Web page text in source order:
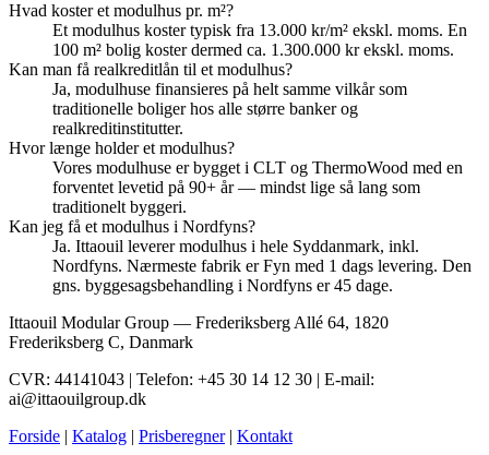
Hvad koster et modulhus pr. m²?
Et modulhus koster typisk fra 13.000 kr/m² ekskl. moms. En
100 m² bolig koster dermed ca. 1.300.000 kr ekskl. moms.
Kan man få realkreditlån til et modulhus?
Ja, modulhuse finansieres på helt samme vilkår som
traditionelle boliger hos alle større banker og
realkreditinstitutter.
Hvor længe holder et modulhus?
Vores modulhuse er bygget i CLT og ThermoWood med en
forventet levetid på 90+ år — mindst lige så lang som
traditionelt byggeri.
Kan jeg få et modulhus i Nordfyns?
Ja. Ittaouil leverer modulhus i hele Syddanmark, inkl.
Nordfyns. Nærmeste fabrik er Fyn med 1 dags levering. Den
gns. byggesagsbehandling i Nordfyns er 45 dage.
Ittaouil Modular Group — Frederiksberg Allé 64, 1820
Frederiksberg C, Danmark
CVR: 44141043 | Telefon: +45 30 14 12 30 | E-mail:
ai@ittaouilgroup.dk
Forside | Katalog | Prisberegner| Kontakt